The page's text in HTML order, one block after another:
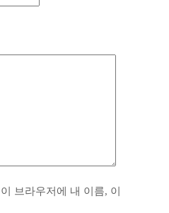
브라우저에 내 이름, 이